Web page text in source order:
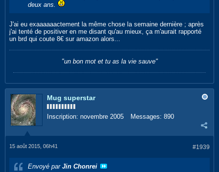
deux ans.
J'ai eu exaaaaaactement la même chose la semaine dernière ; après
j'ai tenté de positiver en me disant qu'au mieux, ça m'aurait rapporté
un brd qui coute 8€ sur amazon alors...
"un bon mot et tu as la vie sauve"
Mug superstar
Inscription: novembre 2005 Messages: 890
#1939
15 août 2015, 06h41
Envoyé par Jin Chonrei